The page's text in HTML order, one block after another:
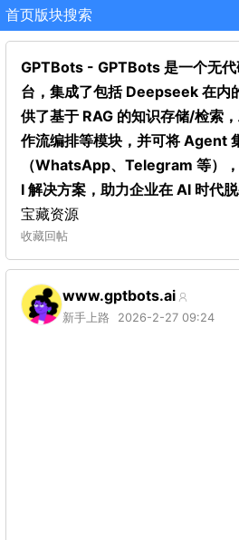
首页版块搜索
GPTBots - GPTBots 是一个无
台，集成了包括 Deepseek 在内
供了基于 RAG 的知识存储/检索
作流编排等模块，并可将 Agent
（WhatsApp、Telegram 等）
I 解决方案，助力企业在 AI 时代
宝藏资源
收藏回帖
www.gptbots.ai
新手上路 2026-2-27 09:24